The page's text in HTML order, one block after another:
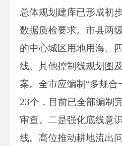
总体规划建库已形成初
数据质检要求。市县两
的中心城区用地用海、
线、其他控制线规划图
案。全市应编制“多规合
23个，目前已全部编制
审查。二是强化底线意
线。高位推动耕地流出